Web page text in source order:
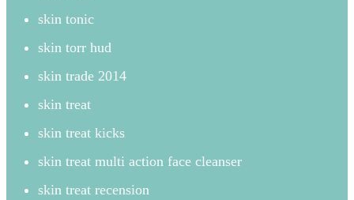
skin tonic
skin torr hud
skin trade 2014
skin treat
skin treat kicks
skin treat multi action face cleanser
skin treat recension